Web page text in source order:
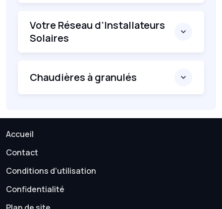
Votre Réseau d’Installateurs
Solaires
Chaudières à granulés
Accueil
Contact
Conditions d’utilisation
Confidentialité